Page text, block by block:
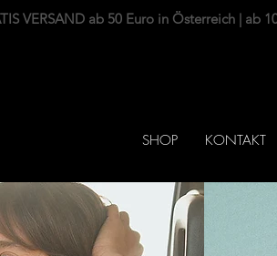
VERSAND ab 50 Euro in Österreich | ab
SHOP KONTAKT